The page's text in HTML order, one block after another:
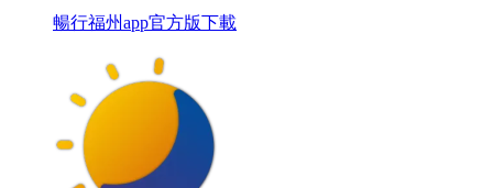
暢行福州app官方版下載